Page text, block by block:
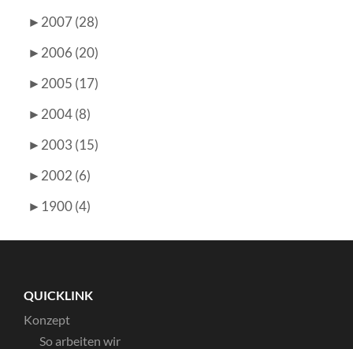
► 2007 (28)
► 2006 (20)
► 2005 (17)
► 2004 (8)
► 2003 (15)
► 2002 (6)
► 1900 (4)
QUICKLINK
Konzept
So arbeiten wir